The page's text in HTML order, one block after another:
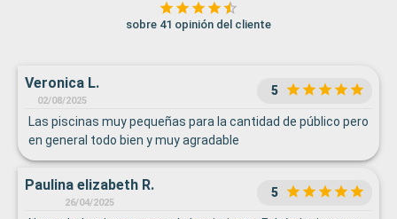
sobre 41 opinión del cliente
Veronica L.
02/08/2025
5
Las piscinas muy pequeñas para la cantidad de público pero
en general todo bien y muy agradable
Paulina elizabeth R.
26/04/2025
5